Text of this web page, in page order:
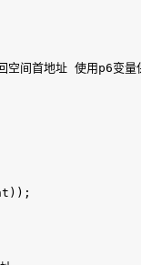
间首地址 使用p6变量保